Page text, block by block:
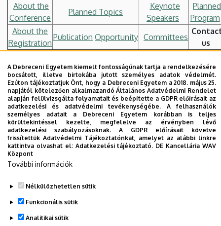
About the
Conference
Planned Topics
Keynote
Speakers
Planned
Program
About the
Registration
Publication Opportunity Committees
us
Dr. Boglárka BURJÁN-MOSONI- University of Debrcen,
Faculty of Engineering –burjan-
mosoni.boglarka@eng.unideb.hu
Dr. Imre KOCSIS- University of Debrcen, Faculty of
Engineering –kocsisi@eng.unideb.hu
Dr. Szilvia ÁRVAI-HOMOLYA- University of Miskolc,
Faculty of Mechanical Engineering and Informatics –
A Debreceni Egyetem kiemelt fontosságúnak tartja a rendelkezésére
bocsátott, illetve birtokába jutott személyes adatok védelmét.
Ezúton tájékoztatjuk Önt, hogy a Debreceni Egyetem a 2018. május 25.
napjától kötelezően alkalmazandó Általános Adatvédelmi Rendelet
alapján felülvizsgálta folyamatait és beépítette a GDPR előírásait az
adatkezelési és adatvédelmi tevékenységébe. A felhasználók
személyes adatait a Debreceni Egyetem korábban is teljes
körültekintéssel kezelte, megfelelve az érvényben lévő
adatkezelési szabályozásoknak. A GDPR előírásait követve
frissítettük Adatvédelmi Tájékoztatónkat, amelyet az alábbi linkre
kattintva olvashat el: Adatkezelési tájékoztató. DE Kancellária WAV
Központ
További információk
Nélkülözhetetlen sütik
Funkcionális sütik
Analitikai sütik